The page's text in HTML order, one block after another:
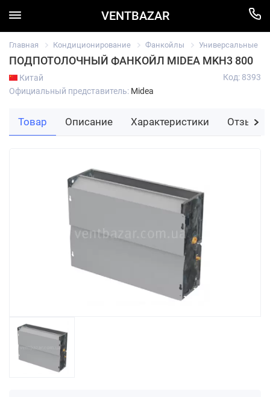
VENTBAZAR
Главная Кондиционирование Фанкойлы Универсальные
ПОДПОТОЛОЧНЫЙ ФАНКОЙЛ MIDEA MKH3 800
Китай
Официальный представитель: Midea
Код: 8393
Товар Описание Характеристики Отзывы